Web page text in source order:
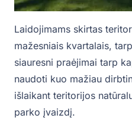
Laidojimams skirtas
mažesniais kvartalais,
siauresni praėjimai tarp
naudoti kuo mažiau
išlaikant teritorijos
parko įvaizdį.